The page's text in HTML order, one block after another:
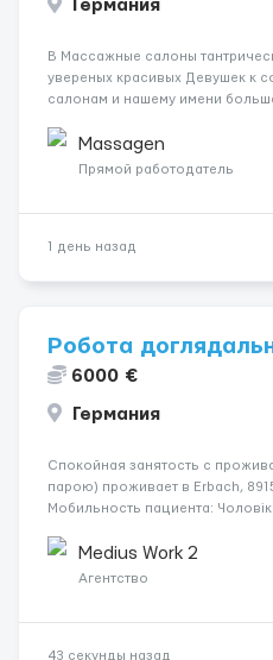
Германия
В Массажные салоны
увереных красивых Девушек к
салонам и нашему имени
заработная плата 💚Мы
incall / Out...
Massagen
Прямой работодатель
1 день назад
Робота
6000 €
Германия
Спокойная занятость с
парою) проживает в Erbach,
Мобильность пациента:
початкова середня стадія
Medius Work 2
Агентство
43 секунды назад